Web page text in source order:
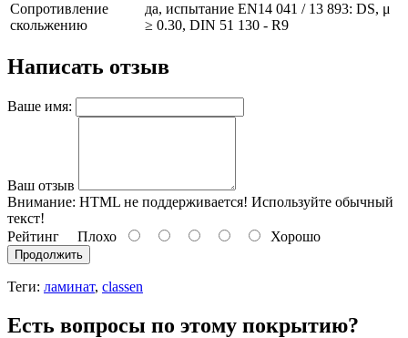
Сопротивление
скольжению
да, испытание EN14 041 / 13 893: DS, μ
≥ 0.30, DIN 51 130 - R9
Написать отзыв
Ваше имя:
Ваш отзыв
Внимание: HTML не поддерживается! Используйте обычный
текст!
Рейтинг Плохо Хорошо
Продолжить
Теги: ламинат, classen
Есть вопросы по этому покрытию?